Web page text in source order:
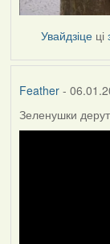
Увайдзіце ці
Feather-
Зеленушки